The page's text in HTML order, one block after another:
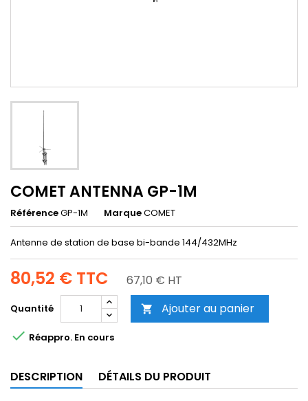
COMET ANTENNA GP-1M
RéférenceGP-1M MarqueCOMET
Antenne de station de base bi-bande 144/432MHz
80,52 € TTC 67,10 € HT
Quantité  Ajouter au panier
 Réappro. En cours
DESCRIPTION DÉTAILS DU PRODUIT